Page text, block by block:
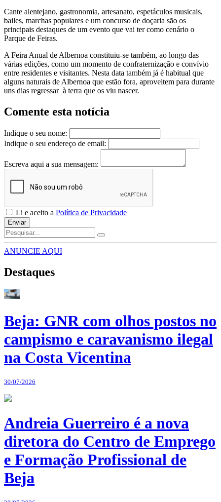
Cante alentejano, gastronomia, artesanato, espetáculos musicais,
bailes, marchas populares e um concurso de doçaria são os
principais destaques de um evento que vai ter como cenário o
Parque de Feiras.
A Feira Anual de Albernoa constituiu-se também, ao longo das
várias edições, como um momento de confraternização e convívio
entre residentes e visitantes. Nesta data também já é habitual que
alguns naturais de Albernoa que estão fora, aproveitem para durante
uns dias regressar à terra que os viu nascer.
Comente esta notícia
Indique o seu nome:
Indique o seu endereço de email:
Escreva aqui a sua mensagem:
Li e aceito a Política de Privacidade
Enviar
ANUNCIE AQUI
Destaques
Beja: GNR com olhos postos no
campismo e caravanismo ilegal
na Costa Vicentina
30/07/2026
Andreia Guerreiro é a nova
diretora do Centro de Emprego
e Formação Profissional de
Beja